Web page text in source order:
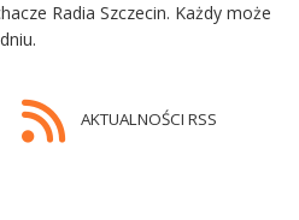
Radia Szczecin. Każdy może
AKTUALNOŚCI RSS